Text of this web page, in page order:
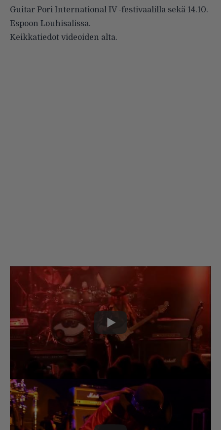
Guitar Pori International IV -festivaalilla sekä 14.10.
Espoon Louhisalissa.
Keikkatiedot videoiden alta.